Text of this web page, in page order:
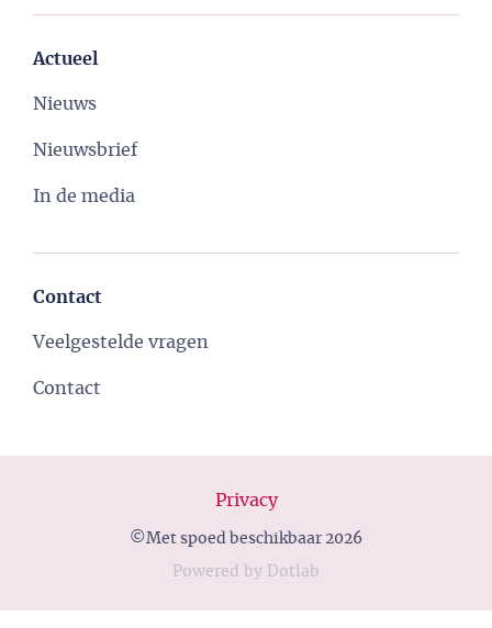
Actueel
Nieuws
Nieuwsbrief
In de media
Contact
Veelgestelde vragen
Contact
Privacy
©Met spoed beschikbaar 2026
Powered by Dotlab